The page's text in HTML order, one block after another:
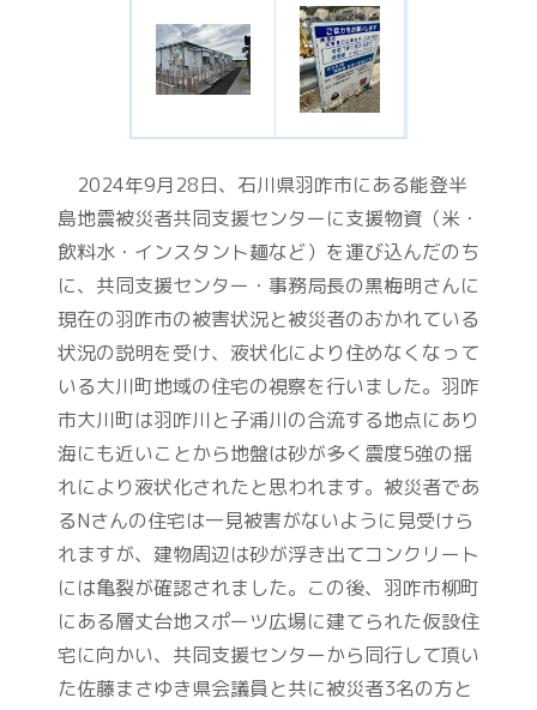
2024年9月28日、石川県羽咋市にある能登半
島地震被災者共同支援センターに支援物資（米・
飲料水・インスタント麺など）を運び込んだのち
に、共同支援センター・事務局長の黒梅明さんに
現在の羽咋市の被害状況と被災者のおかれている
状況の説明を受け、液状化により住めなくなって
いる大川町地域の住宅の視察を行いました。羽咋
市大川町は羽咋川と子浦川の合流する地点にあり
海にも近いことから地盤は砂が多く震度5強の揺
れにより液状化されたと思われます。被災者であ
るNさんの住宅は一見被害がないように見受けら
れますが、建物周辺は砂が浮き出てコンクリート
には亀裂が確認されました。この後、羽咋市柳町
にある層丈台地スポーツ広場に建てられた仮設住
宅に向かい、共同支援センターから同行して頂い
た佐藤まさゆき県会議員と共に被災者3名の方と